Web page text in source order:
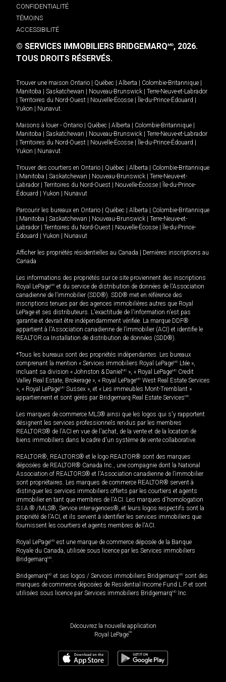
CONFIDENTIALITÉ
TÉMOINS
ACCESSIBILITÉ
© SERVICES IMMOBILIERS BRIDGEMARQMD, 2026.
TOUS DROITS RÉSERVÉS.
Trouver une maison Ontario Québec Alberta Colombie-Britannique
Manitoba
Saskatchewan Nouveau-Brunswick
Terre-Neuve-et-Labrador
Territoires du Nord-Ouest Nouvelle-Écosse Île-du-Prince-Édouard
Yukon
Nunavut.
Maisons à louer - Ontario Québec Alberta Colombie-Britannique
Manitoba
Saskatchewan Nouveau-Brunswick
Terre-Neuve-et-Labrador
Territoires du Nord-Ouest Nouvelle-Écosse Île-du-Prince-Édouard
Yukon
Nunavut.
Trouver des courtiers en Ontario Québec Alberta
Colombie-Britannique
Manitoba Saskatchewan Nouveau-Brunswick
Terre-Neuve-et-
Labrador
Territoires du Nord-Ouest Nouvelle-Écosse
Île-du-Prince-
Édouard
Yukon Nunavut
Parcourir les bureaux en Ontario Québec Alberta
Colombie-Britannique
Manitoba Saskatchewan Nouveau-Brunswick
Terre-Neuve-et-
Labrador
Territoires du Nord-Ouest Nouvelle-Écosse
Île-du-Prince-
Édouard
Yukon Nunavut
Afficher les propriétés résidentielles au Canada
Dernières inscriptions au
Canada
Les informations des propriétés sur ce site proviennent des inscriptions
Royal LePageMD et du service de distribution de données de l'Association
canadienne de l’immobilier (SDD®). SDD® met en référence des
inscriptions tenues par des agences immobilières autres que Royal
LePage et ses distributeurs. L'exactitude de l'information n'est pas
garantie et devrait être indépendamment vérifiée. La marque DDF®
appartient à l'Association canadienne de l’immobilier (ACI) et identifie le
REALTOR.ca Installation de distribution de données (SDD®).
*Tous les bureaux sont des propriétés indépendantes. Les bureaux
comprenant la mention « Services immobiliers Royal LePageMD Ltée »,
incluant sa division « Johnston & Daniel MD », « Royal LePageMD Credit
Valley Real Estate, Brokerage », « Royal LePageMD West Real Estate Services
», « Royal LePageMD Sussex », et « Les immeubles Mont-Tremblant »
appartiennent et sont gérés par Bridgemarq Real Estate ServicesMD.
Les marques de commerce MLS® ainsi que les logos qui s'y rapportent
désignent les services professionnels rendus par les membres
REALTORS® de l'ACI en vue de l'achat, de la vente et de la location de
biens immobiliers dans le cadre d'un système de vente collaborative.
REALTOR®, REALTORS® et le logo REALTOR® sont des marques
déposées de REALTOR® Canada Inc., une compagnie dont la National
Association of REALTORS® et l'Association canadienne de l’immobilier
sont propriétaires. Les marques de commerce REALTOR® servent à
distinguer les services immobiliers offerts par les courtiers et agents
immobilier en tant que membres de l'ACI. Les marques d'homologation
S.I.A.® /MLS®, Service inter-agences®, et leurs logos respectifs sont la
propriété de l'ACI, et ils servent à identifier les services immobiliers que
fournissent les courtiers et agents membres de l'ACI.
Royal LePageMD est une marque de commerce déposée de la Banque
Royale du Canada, utilisée sous licence par les Services immobiliers
BridgemarqMD.
BridgemarqMD et ses logos / Services immobiliers BridgemarqMD sont des
marques de commerce déposées de Residential Income Fund L.P. et sont
utilisées sous licence par Services immobiliers BridgemarqMD Inc.
Découvrez la nouvelle application
Royal LePageMD